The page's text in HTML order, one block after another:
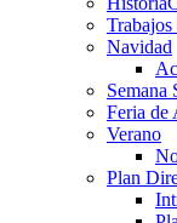
Navidad
Semana
Feria de
Verano
Plan